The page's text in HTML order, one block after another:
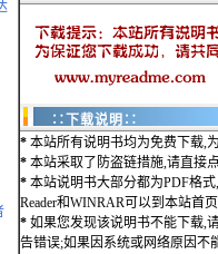
∷下载说明∷
* 本站所有说明书均为免费下载,
* 本站采取了防盗链措施,请直接
* 本站说明书大部分都为PDF格
Reader和WINRAR可以到本站首
* 如果您发现该说明书不能下载,
告错误;如果因系统或网络原因不